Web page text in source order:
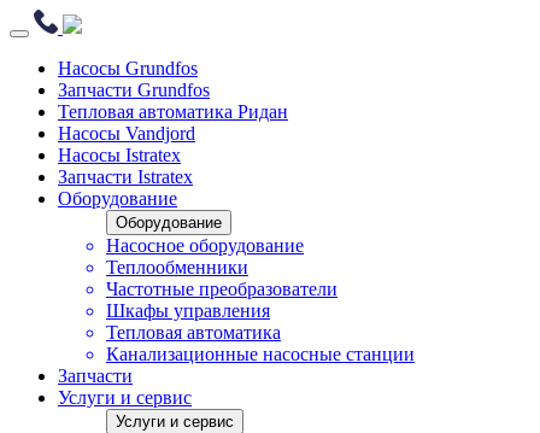
Насосы Grundfos
Запчасти Grundfos
Тепловая автоматика Ридан
Насосы Vandjord
Насосы Istratex
Запчасти Istratex
Оборудование
Оборудование
Насосное оборудование
Теплообменники
Частотные преобразователи
Шкафы управления
Тепловая автоматика
Канализационные насосные станции
Запчасти
Услуги и сервис
Услуги и сервис